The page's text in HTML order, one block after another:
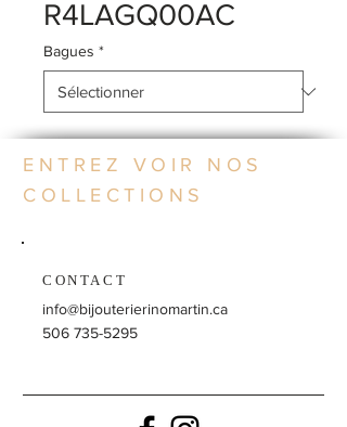
R4LAGQ00AC
Bagues *
ENTREZ VOIR NOS
COLLECTIONS
CONTACT
info@bijouterierinomartin.ca
506 735-5295